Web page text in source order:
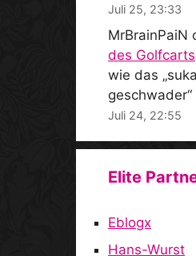
Juli 25, 23:33
MrBrainPaiN
des Golfcarts
wie das
geschwader“
Juli 24, 22:55
Elite
Eblogx
Hans-Wurst